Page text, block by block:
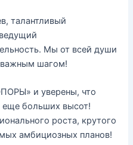
талантливый
Мы от всей души
важным шагом!
и уверены, что
больших высот!
роста, крутого
амбициозных планов!